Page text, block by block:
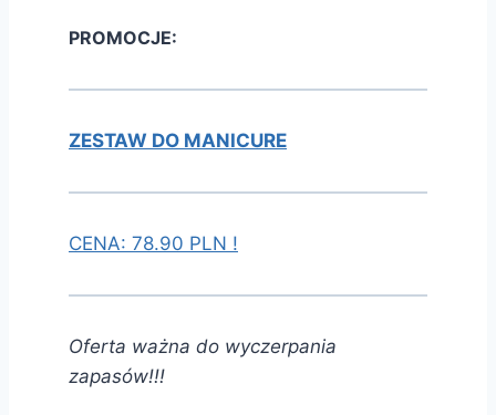
PROMOCJE:
ZESTAW DO MANICURE
CENA: 78.90 PLN !
Oferta ważna do wyczerpania
zapasów!!!